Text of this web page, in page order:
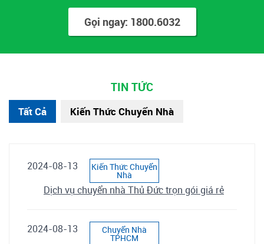
Gọi ngay: 1800.6032
TIN TỨC
Tất Cả
2024-08-13 Kiến Thức Chuyển
Nhà
Dịch vụ chuyển nhà Thủ Đức trọn gói giá rẻ
2024-08-13 Chuyển Nhà
TPHCM
Kiến Thức Chuyển Nhà